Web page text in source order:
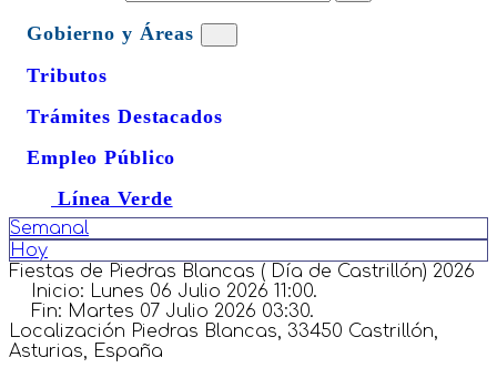
Gobierno y Áreas
Tributos
Trámites Destacados
Empleo Público
Línea Verde
Semanal
Hoy
Fiestas de Piedras Blancas ( Día de Castrillón) 2026
Inicio: Lunes 06 Julio 2026 11:00.
Fin: Martes 07 Julio 2026 03:30.
Localización Piedras Blancas, 33450 Castrillón,
Asturias, España